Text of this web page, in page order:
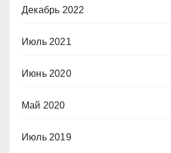
Декабрь 2022
Июль 2021
Июнь 2020
Май 2020
Июль 2019